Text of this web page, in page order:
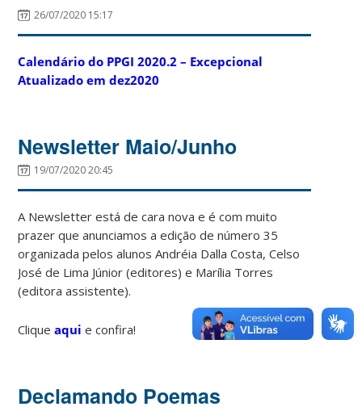
26/07/2020 15:17
Calendário do PPGI 2020.2 – Excepcional
Atualizado em dez2020
Newsletter Maio/Junho
19/07/2020 20:45
A Newsletter está de cara nova e é com muito
prazer que anunciamos a edição de número 35
organizada pelos alunos Andréia Dalla Costa, Celso
José de Lima Júnior (editores) e Marília Torres
(editora assistente).
Cliqueaquie confira!
Declamando Poemas